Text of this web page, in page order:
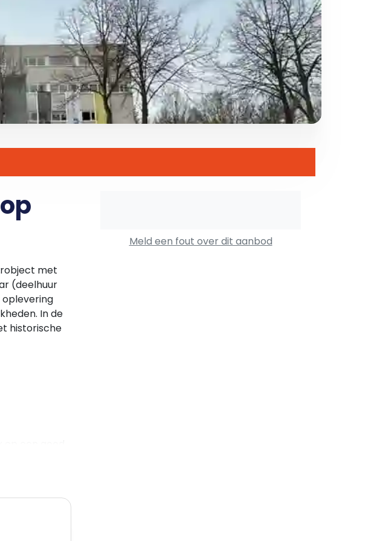
met
(deelhuur
oplevering
In de
historische
is groot ca.
Meld een fout over dit aanbod